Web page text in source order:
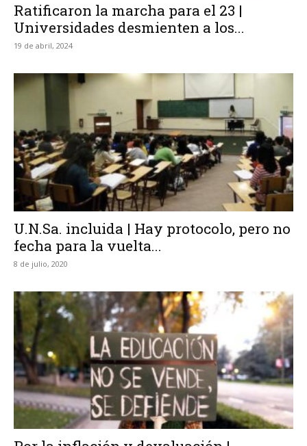
Ratificaron la marcha para el 23 |
Universidades desmienten a los...
19 de abril, 2024
U.N.Sa. incluida | Hay protocolo, pero no
fecha para la vuelta...
8 de julio, 2020